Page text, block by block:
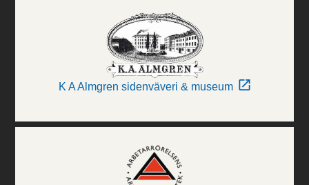
K A Almgren sidenväveri & museum